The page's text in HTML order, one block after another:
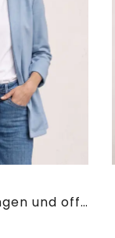
Blazer im langen und offenen Schnitt